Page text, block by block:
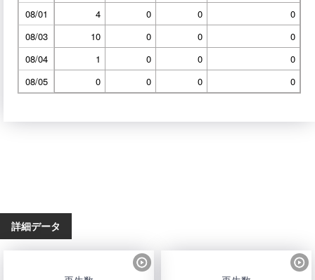
08/01
4 0 0
0
08/03
10 0 0
0
08/04
1 0 0
0
08/05
0 0 0 0
詳細データ